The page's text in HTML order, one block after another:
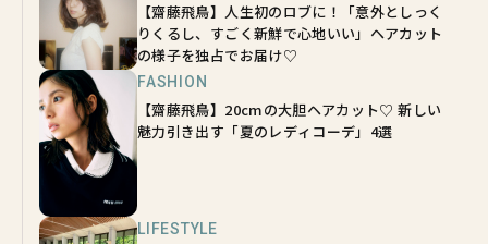
【齋藤飛鳥】人生初のロブに！「意外としっく
りくるし、すごく新鮮で心地いい」ヘアカット
の様子を独占でお届け♡
FASHION
【齋藤飛鳥】20cmの大胆ヘアカット♡ 新しい
魅力引き出す「夏のレディコーデ」4選
LIFESTYLE